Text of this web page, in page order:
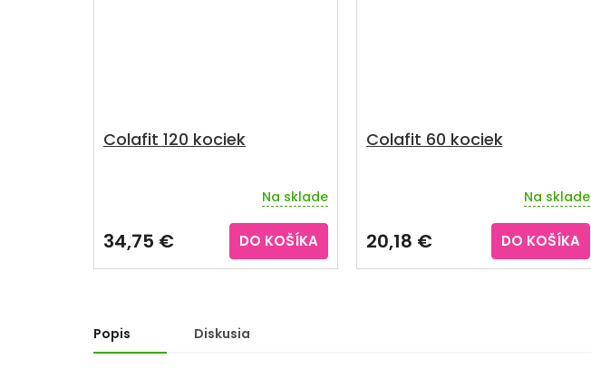
Colafit 120 kociek
Na sklade
34,75 € DO KOŠÍKA
Colafit 60 kociek
produktu
je
5,0
Na sklade
20,18 € DO KOŠÍKA
Popis Diskusia